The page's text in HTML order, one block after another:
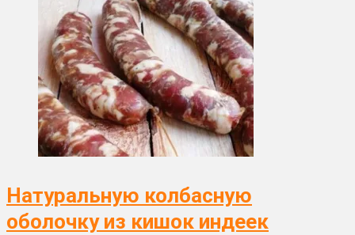
Натуральную колбасную
оболочку из кишок индеек